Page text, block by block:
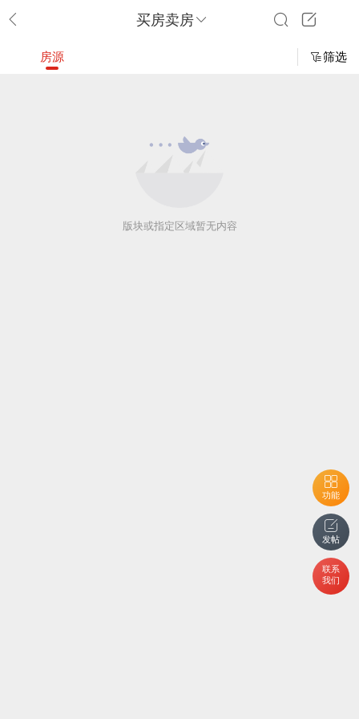
买房卖房
功能
发帖
联系
我们
房源 筛选
版块或指定区域暂无内容